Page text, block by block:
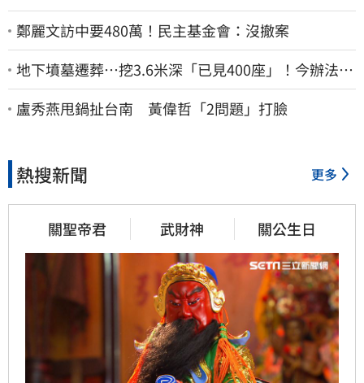
鄭麗文訪中要480萬！民主基金會：沒撤案
地下墳墓遷葬…挖3.6米深「已見400座」！今辦法會
安撫祖先
盧秀燕甩鍋扯台南 黃偉哲「2問題」打臉
熱搜新聞 更多
關聖帝君 武財神 關公生日